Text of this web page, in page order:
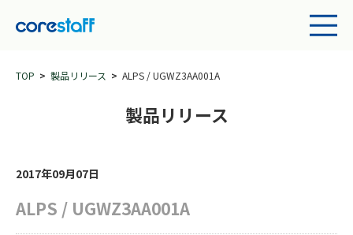
TOP 製品リリース ALPS / UGWZ3AA001A
製品リリース
2017年09月07日
ALPS / UGWZ3AA001A